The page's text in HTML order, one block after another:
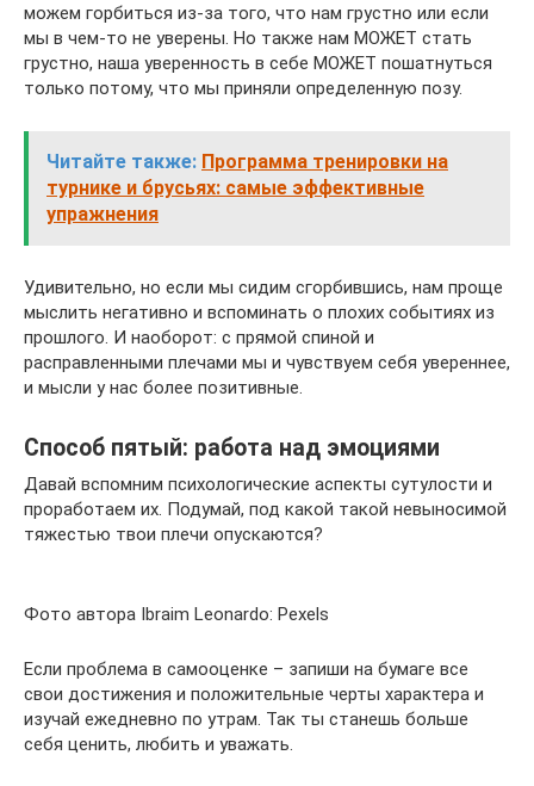
можем горбиться из-за того, что нам грустно или если
мы в чем-то не уверены. Но также нам МОЖЕТ стать
грустно, наша уверенность в себе МОЖЕТ пошатнуться
только потому, что мы приняли определенную позу.
Читайте также: Программа тренировки на
турнике и брусьях: самые эффективные
упражнения
Удивительно, но если мы сидим сгорбившись, нам проще
мыслить негативно и вспоминать о плохих событиях из
прошлого. И наоборот: с прямой спиной и
расправленными плечами мы и чувствуем себя увереннее,
и мысли у нас более позитивные.
Способ пятый: работа над эмоциями
Давай вспомним психологические аспекты сутулости и
проработаем их. Подумай, под какой такой невыносимой
тяжестью твои плечи опускаются?
Фото автора Ibraim Leonardo: Pexels
Если проблема в самооценке – запиши на бумаге все
свои достижения и положительные черты характера и
изучай ежедневно по утрам. Так ты станешь больше
себя ценить, любить и уважать.